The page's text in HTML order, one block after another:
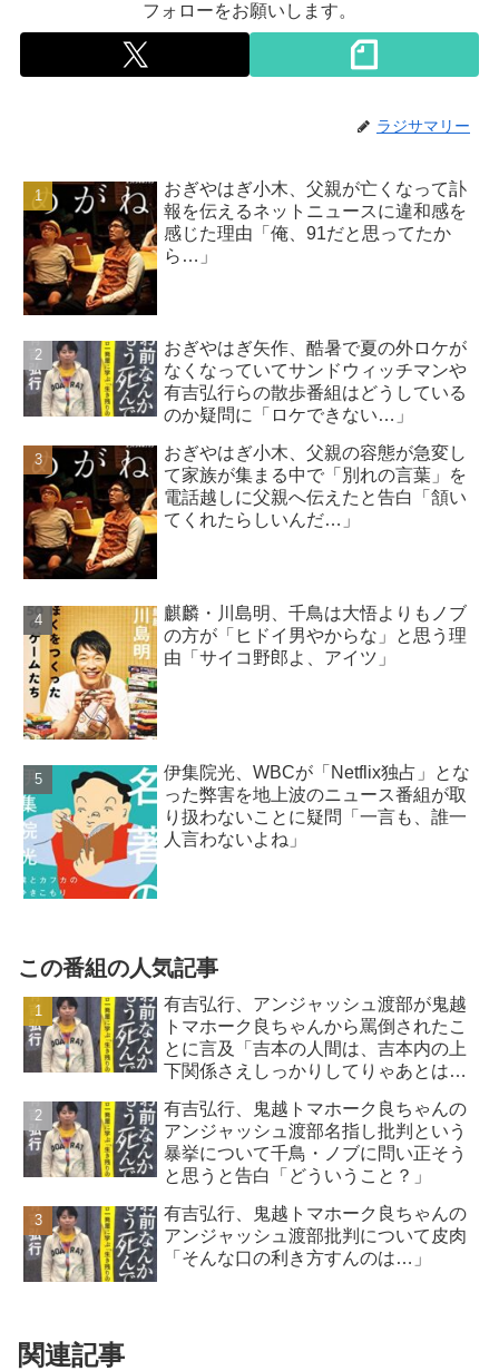
フォローをお願いします。
ラジサマリー
おぎやはぎ小木、父親が亡くなって訃
報を伝えるネットニュースに違和感を
感じた理由「俺、91だと思ってたか
ら…」
おぎやはぎ矢作、酷暑で夏の外ロケが
なくなっていてサンドウィッチマンや
有吉弘行らの散歩番組はどうしている
のか疑問に「ロケできない…」
おぎやはぎ小木、父親の容態が急変し
て家族が集まる中で「別れの言葉」を
電話越しに父親へ伝えたと告白「頷い
てくれたらしいんだ…」
麒麟・川島明、千鳥は大悟よりもノブ
の方が「ヒドイ男やからな」と思う理
由「サイコ野郎よ、アイツ」
伊集院光、WBCが「Netflix独占」とな
った弊害を地上波のニュース番組が取
り扱わないことに疑問「一言も、誰一
人言わないよね」
この番組の人気記事
有吉弘行、アンジャッシュ渡部が鬼越
トマホーク良ちゃんから罵倒されたこ
とに言及「吉本の人間は、吉本内の上
下関係さえしっかりしてりゃあとはク
有吉弘行、鬼越トマホーク良ちゃんの
アンジャッシュ渡部名指し批判という
暴挙について千鳥・ノブに問い正そう
と思うと告白「どういうこと？」
有吉弘行、鬼越トマホーク良ちゃんの
アンジャッシュ渡部批判について皮肉
「そんな口の利き方すんのは…」
関連記事